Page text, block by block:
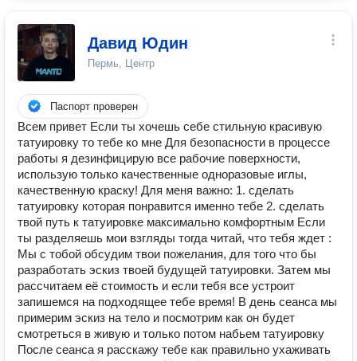
Давид Юдин
Пермь, Центр
Паспорт проверен
Всем привет Если ты хочешь себе стильную красивую
татуировку то тебе ко мне Для безопасности в процессе
работы я дезинфицирую все рабочие поверхности,
использую только качественные одноразовые иглы,
качественную краску! ️Для меня важно: 1. сделать
татуировку которая понравится именно тебе 2. сделать
твой путь к татуировке максимально комфортным Если
ты разделяешь мои взгляды тогда читай, что тебя ждет :
Мы с тобой обсудим твои пожелания, для того что бы
разработать эскиз твоей будущей татуировки. Затем мы
рассчитаем её стоимость и если тебя все устроит
запишемся на подходящее тебе время! В день сеанса мы
примерим эскиз на тело и посмотрим как он будет
смотреться в живую и только потом набьем татуировку
После сеанса я расскажу тебе как правильно ухаживать